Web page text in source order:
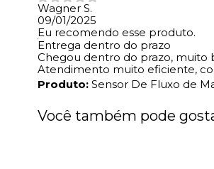
Wagner S.
09/01/2025
Eu recomendo esse produto.
Entrega dentro do prazo
Chegou dentro do prazo, muito
Atendimento muito eficiente,
Produto: Sensor De Fluxo de
Você também pode